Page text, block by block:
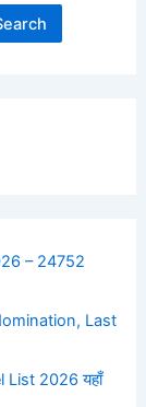
– 24752
Last
List 2026 यहाँ